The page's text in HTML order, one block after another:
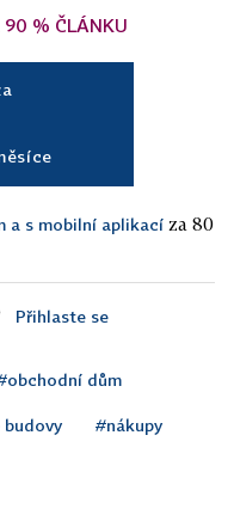
90 % ČLÁNKU
a s mobilní aplikací za 80
Přihlaste se
dům
#nákupy